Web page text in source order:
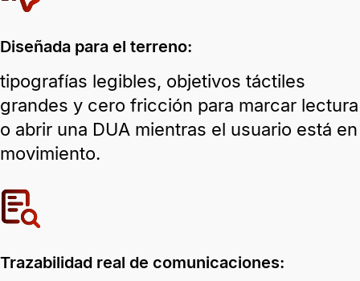
Diseñada para el terreno:
tipografías legibles, objetivos táctiles
grandes y cero fricción para marcar lectura
o abrir una DUA mientras el usuario está en
movimiento.
Trazabilidad real de comunicaciones: